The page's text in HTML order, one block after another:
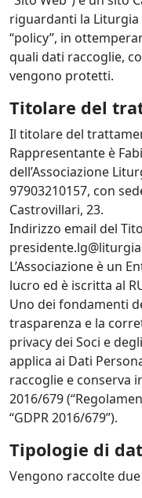
riguardanti la Liturgia
“policy”, in
quali dati raccoglie,
vengono protetti.
Titolare del
Il titolare del
Rappresentante è
dell’Associazione
97903210157, con
Castrovillari, 23.
Indirizzo email del
L’Associazione è un
lucro ed è iscritta al
Uno dei fondamenti
trasparenza e la
privacy dei Soci e
applica ai Dati
raccoglie e conserva
2016/679
“GDPR 2016/679”).
Tipologie di
Vengono raccolte